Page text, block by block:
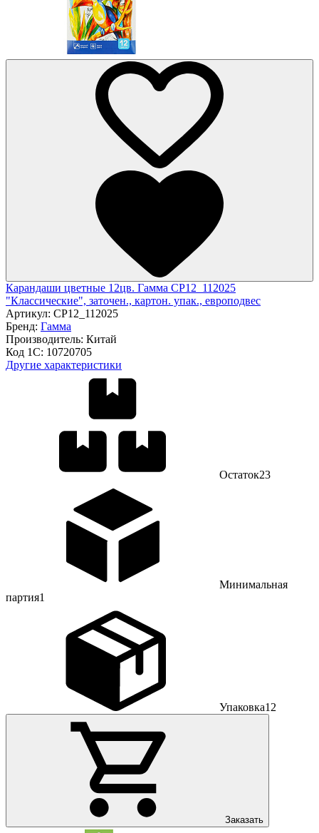
Карандаши цветные 12цв. Гамма CP12_112025
"Классические", заточен., картон. упак., европодвес
Артикул: CP12_112025
Бренд: Гамма
Производитель: Китай
Код 1С: 10720705
Другие характеристики
Остаток23
Минимальная
партия1
Упаковка12
Заказать